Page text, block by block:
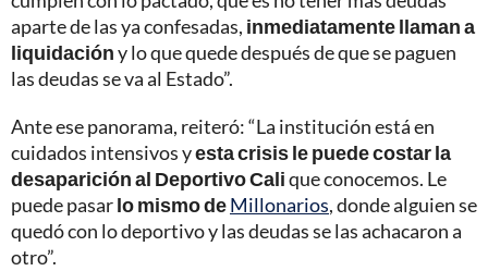
aparte de las ya confesadas, inmediatamente llaman a
liquidacióny lo que quede después de que se paguen
las deudas se va al Estado”.
Ante ese panorama, reiteró: “La institución está en
cuidados intensivos yesta crisis le puede costar la
desaparición al Deportivo Calique conocemos. Le
puede pasarlo mismo deMillonarios, donde alguien se
quedó con lo deportivo y las deudas se las achacaron a
otro”.